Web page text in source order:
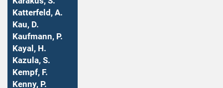
Katterfeld, A.
Kau, D.
Kaufmann, P.
Kayal, H.
Kazula, S.
Kempf, F.
Kenny, P.